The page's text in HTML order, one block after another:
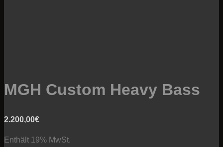
MGH Custom Heavy Bass
2.200,00€
Enthält 19% MwSt.